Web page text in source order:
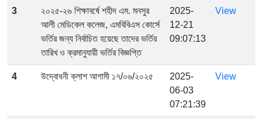
3
২০২৫-২৬ শিক্ষাবর্ষে শহীদ এম. মনসুর
আলী মেডিকেল কলেজ, এমবিবিএস কোর্সে
ভর্তির জন্য নির্বাচিত হয়েছে তাদের ভর্তির
তারিখ ও ক্রমানুযায়ী ভর্তির বিজ্ঞপ্তি
2025-
12-21
09:07:13
View
4 উদ্বোধনী ক্লাশ আগামী ১৭/০৬/২০২৫
2025-
06-03
07:21:39
View